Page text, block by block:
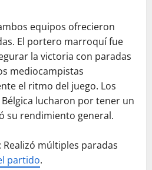
equipos ofrecieron
El portero marroquí fue
la victoria con paradas
mediocampistas
el ritmo del juego. Los
lucharon por tener un
su rendimiento general.
múltiples paradas
partido.